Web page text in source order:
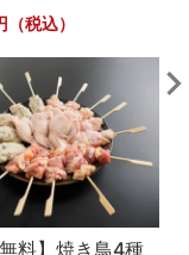
無料】焼き鳥4種